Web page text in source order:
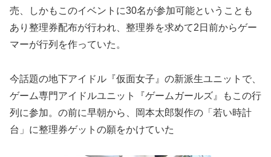
売、しかもこのイベントに30名が参加可能ということも
あり整理券配布が行われ、整理券を求めて2日前からゲー
マーが行列を作っていた。
今話題の地下アイドル『仮面女子』の新派生ユニットで、
ゲーム専門アイドルユニット『ゲームガールズ』もこの行
列に参加。の前に早朝から、岡本太郎製作の「若い時計
台」に整理券ゲットの願をかけていた